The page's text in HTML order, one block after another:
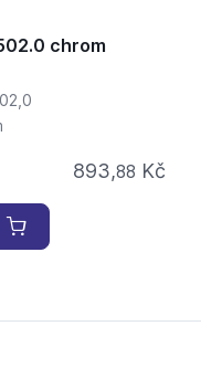
chrom
893,88 Kč